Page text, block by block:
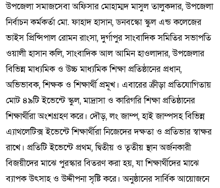
উপজেলা সমাজসেবা অফিসার মোহাম্মদ মাসুল তালুকদার, উপজেলা
নির্বাচন কর্মকর্তা মো. ফাহাদ হাসান, ডনবস্কো স্কুল এন্ড কলেজের
ভাইস প্রিন্সিপাল রোমন রাংসা, দুর্গাপুর সাংবাদিক সমিতির সভাপতি
ওয়ালী হাসান কলি, সাংবাদিক আল আমিন হাওলাদার, উপজেলার
বিভিন্ন মাধ্যমিক ও উচ্চ মাধ্যমিক শিক্ষা প্রতিষ্ঠানের প্রধান,
অভিভাবক, শিক্ষক ও শিক্ষার্থী প্রমূখ। এবারের ক্রীড়া প্রতিযোগিতায়
মোট ৪৯টি ইভেন্টে স্কুল, মাদ্রাসা ও কারিগরি শিক্ষা প্রতিষ্ঠানের
শিক্ষার্থীরা অংশগ্রহণ করে। দৌড়, লং জাম্প, হাই জাম্পসহ বিভিন্ন
এ্যাথলেটিক্স ইভেন্টে শিক্ষার্থীরা নিজেদের দক্ষতা ও প্রতিভার স্বাক্ষর
রাখে। প্রতিটি ইভেন্টে প্রথম, দ্বিতীয় ও তৃতীয় স্থান অর্জনকারী
বিজয়ীদের মাঝে পুরস্কার বিতরণ করা হয়, যা শিক্ষার্থীদের মাঝে
ব্যাপক উৎসাহ ও উদ্দীপনা সৃষ্টি করে। অনুষ্ঠানের সার্বিক আয়োজনে